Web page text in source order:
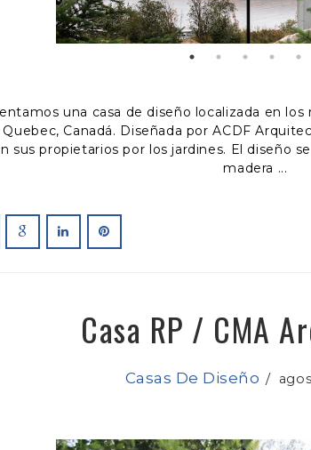
una casa de diseño localizada en
Canadá. Diseñada por ACDF
sus propietarios por los jardines. El diseño
madera
Casa RP / CMA
Casas De Diseño /